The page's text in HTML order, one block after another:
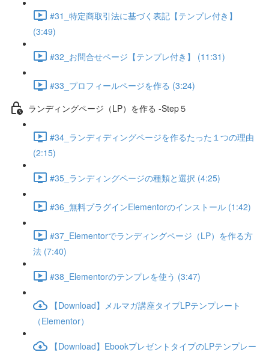
#31_特定商取引法に基づく表記【テンプレ付き】
(3:49)
#32_お問合せページ【テンプレ付き】 (11:31)
#33_プロフィールページを作る (3:24)
ランディングページ（LP）を作る -Step５
#34_ランディディングページを作るたった１つの理由
(2:15)
#35_ランディングページの種類と選択 (4:25)
#36_無料プラグインElementorのインストール (1:42)
#37_Elementorでランディングページ（LP）を作る方
法 (7:40)
#38_Elementorのテンプレを使う (3:47)
【Download】メルマガ講座タイプLPテンプレート
（Elementor）
【Download】EbookプレゼントタイプのLPテンプレー